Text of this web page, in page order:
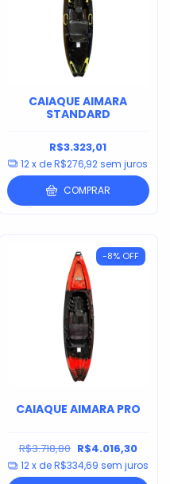
CAIAQUE AIMARA
STANDARD
R$3.323,01
12x deR$276,92sem juros
COMPRAR
-8% OFF
CAIAQUE AIMARA PRO
R$3.718,80 R$4.016,30
12x deR$334,69 sem juros